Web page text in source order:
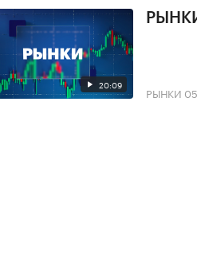
20:09 РЫНКИ